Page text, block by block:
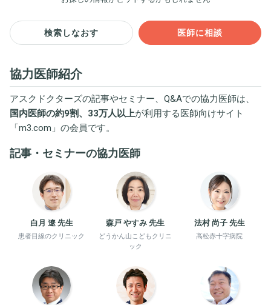
検索しなおす 医師に相談
協力医師紹介
アスクドクターズの記事やセミナー、Q&Aでの協力医師は、
国内医師の約9割、33万人以上が利用する医師向けサイト
「m3.com 」の会員です。
記事・セミナーの協力医師
白月 遼 先生
患者目線のクリニック
森戸 やすみ 先生
どうかん山こどもクリニ
ック
法村 尚子 先生
高松赤十字病院